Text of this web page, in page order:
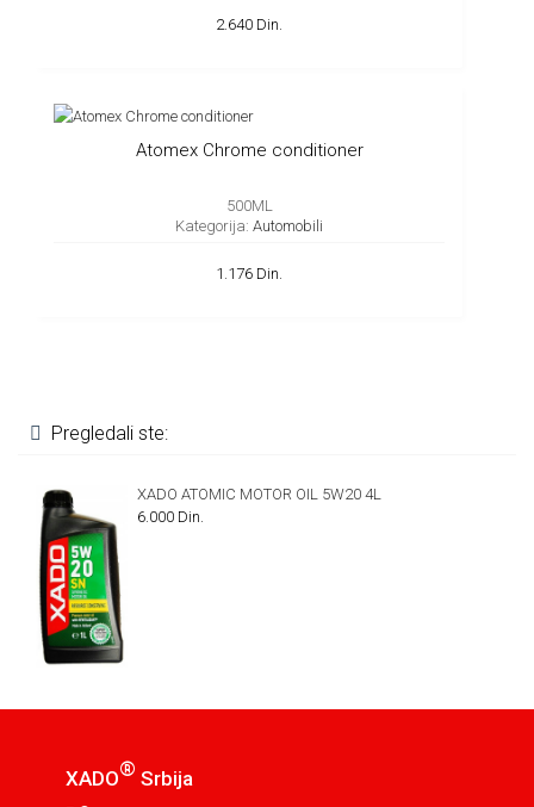
2.640 Din.
Atomex Chrome conditioner
500ML
Kategorija: Automobili
1.176 Din.
Pregledali ste:
XADO ATOMIC MOTOR OIL 5W20 4L
6.000 Din.
XADO® Srbija